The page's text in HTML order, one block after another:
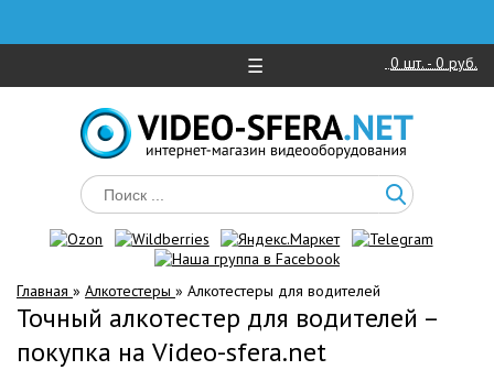
☰ 0 шт. - 0 руб.
Главная » Алкотестеры » Алкотестеры для водителей
Точный алкотестер для водителей –
покупка на Video-sfera.net